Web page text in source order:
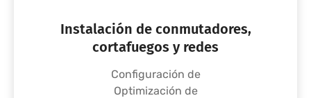
Instalación de conmutadores,
cortafuegos y redes
Configuración de
Optimización de